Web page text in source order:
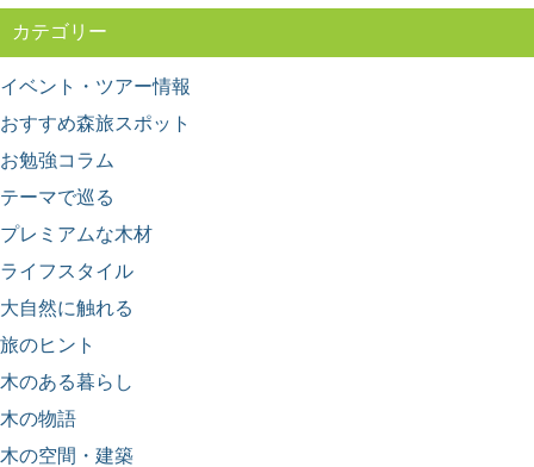
カテゴリー
イベント・ツアー情報
おすすめ森旅スポット
お勉強コラム
テーマで巡る
プレミアムな木材
ライフスタイル
大自然に触れる
旅のヒント
木のある暮らし
木の物語
木の空間・建築